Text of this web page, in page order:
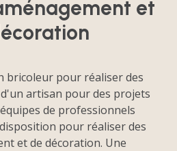
et
bricoleur pour réaliser des
artisan pour des projets
de professionnels
pour réaliser des
et de décoration. Une